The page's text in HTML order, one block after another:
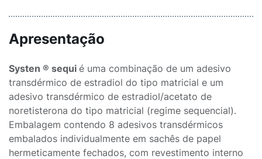
Apresentação
Systen ® sequi é uma combinação de um adesivo
transdérmico de estradiol do tipo matricial e um
adesivo transdérmico de estradiol/acetato de
noretisterona do tipo matricial (regime sequencial).
Embalagem contendo 8 adesivos transdérmicos
embalados individualmente em sachês de papel
hermeticamente fechados, com revestimento interno